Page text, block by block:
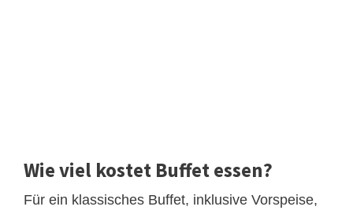
Wie viel kostet Buffet essen?
Für ein klassisches Buffet, inklusive Vorspeise,